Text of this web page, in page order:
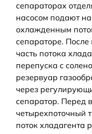
сепараторах
насосом подают
охлажденным
сепараторе. После
часть потока
перепуска с
резервуар
через
сепаратор. Перед
четырехпоточный
поток хладагента